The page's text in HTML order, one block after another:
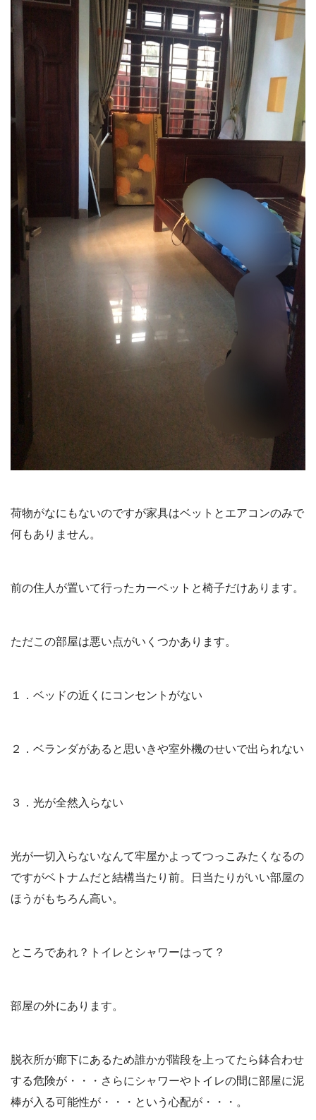
荷物がなにもないのですが家具はベットとエアコンのみで
何もありません。
前の住人が置いて行ったカーペットと椅子だけあります。
ただこの部屋は悪い点がいくつかあります。
１．ベッドの近くにコンセントがない
２．ベランダがあると思いきや室外機のせいで出られない
３．光が全然入らない
光が一切入らないなんて牢屋かよってつっこみたくなるの
ですがベトナムだと結構当たり前。日当たりがいい部屋の
ほうがもちろん高い。
ところであれ？トイレとシャワーはって？
部屋の外にあります。
脱衣所が廊下にあるため誰かが階段を上ってたら鉢合わせ
する危険が・・・さらにシャワーやトイレの間に部屋に泥
棒が入る可能性が・・・という心配が・・・。